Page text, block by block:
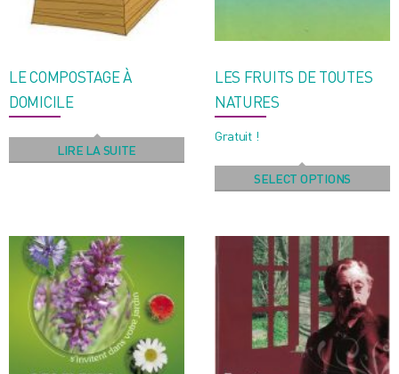
LE COMPOSTAGE À
DOMICILE
LIRE LA SUITE
LES FRUITS DE TOUTES
NATURES
Gratuit !
SELECT OPTIONS